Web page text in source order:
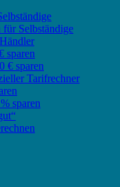
Selbständige
sparen
€ sparen
Tarifrechner
sparen